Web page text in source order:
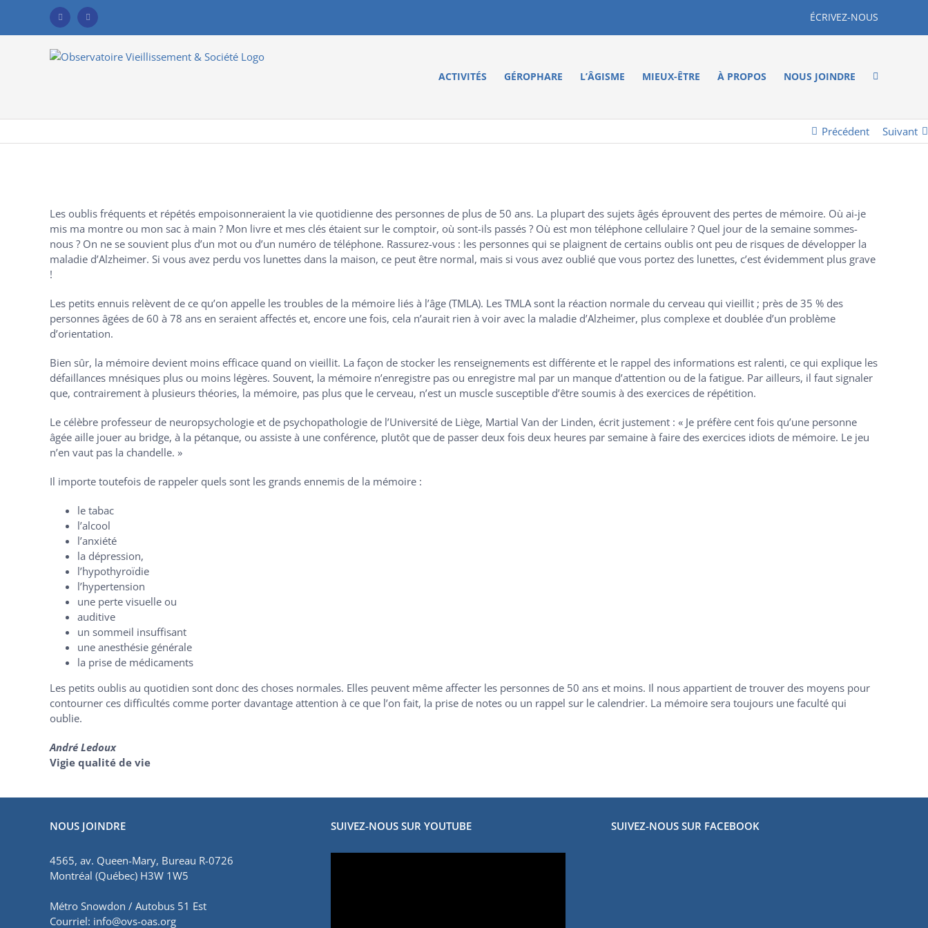
content
FacebookYouTube ÉCRIVEZ-NOUS
ACTIVITÉS GÉROPHARE L’ÂGISME MIEUX-ÊTRE À PROPOS NOUS JOINDRE
Précédent Suivant
l&apos;imageLes oublis fréquents et répétés empoisonneraient la vie quotidienne des personnes de plus de 50 ans. La plupart des sujets âgés éprouvent des pertes de mémoire. Où ai-je
mis ma montre ou mon sac à main ? Mon livre et mes clés étaient sur le comptoir, où sont-ils passés ? Où est mon téléphone cellulaire ? Quel jour de la semaine sommes-
nous ? On ne se souvient plus d’un mot ou d’un numéro de téléphone. Rassurez-vous : les personnes qui se plaignent de certains oublis ont peu de risques de développer la
maladie d’Alzheimer. Si vous avez perdu vos lunettes dans la maison, ce peut être normal, mais si vous avez oublié que vous portez des lunettes, c’est évidemment plus grave
!
Les petits ennuis relèvent de ce qu’on appelle les troubles de la mémoire liés à l’âge (TMLA). Les TMLA sont la réaction normale du cerveau qui vieillit ; près de 35 % des
personnes âgées de 60 à 78 ans en seraient affectés et, encore une fois, cela n’aurait rien à voir avec la maladie d’Alzheimer, plus complexe et doublée d’un problème
d’orientation.
Bien sûr, la mémoire devient moins efficace quand on vieillit. La façon de stocker les renseignements est différente et le rappel des informations est ralenti, ce qui explique les
défaillances mnésiques plus ou moins légères. Souvent, la mémoire n’enregistre pas ou enregistre mal par un manque d’attention ou de la fatigue. Par ailleurs, il faut signaler
que, contrairement à plusieurs théories, la mémoire, pas plus que le cerveau, n’est un muscle susceptible d’être soumis à des exercices de répétition.
Le célèbre professeur de neuropsychologie et de psychopathologie de l’Université de Liège, Martial Van der Linden, écrit justement : « Je préfère cent fois qu’une personne
âgée aille jouer au bridge, à la pétanque, ou assiste à une conférence, plutôt que de passer deux fois deux heures par semaine à faire des exercices idiots de mémoire. Le jeu
n’en vaut pas la chandelle. »
Il importe toutefois de rappeler quels sont les grands ennemis de la mémoire :
le tabac
l’alcool
l’anxiété
la dépression,
l’hypothyroïdie
l’hypertension
une perte visuelle ou
auditive
un sommeil insuffisant
une anesthésie générale
la prise de médicaments
Les petits oublis au quotidien sont donc des choses normales. Elles peuvent même affecter les personnes de 50 ans et moins. Il nous appartient de trouver des moyens pour
contourner ces difficultés comme porter davantage attention à ce que l’on fait, la prise de notes ou un rappel sur le calendrier. La mémoire sera toujours une faculté qui
oublie.
André Ledoux
Vigie qualité de vie
NOUS JOINDRE
4565, av. Queen-Mary, Bureau R-0726
Montréal (Québec) H3W 1W5
Métro Snowdon / Autobus 51 Est
Courriel: info@ovs-oas.org
SUIVEZ-NOUS SUR YOUTUBE SUIVEZ-NOUS SUR FACEBOOK